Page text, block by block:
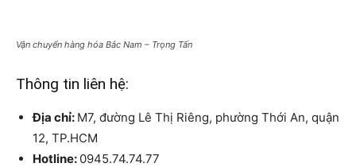
Vận chuyển hàng hóa Bắc Nam – Trọng Tấn
Thông tin liên hệ:
Địa chỉ: M7, đường Lê Thị Riêng, phường Thới An, quận
12, TP.HCM
Hotline: 0945.74.74.77